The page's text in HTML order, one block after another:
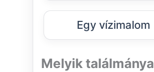
Egy vízimalom
Melyik találmánya